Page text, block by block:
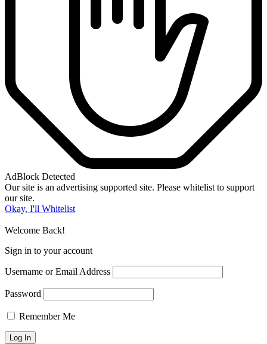
AdBlock Detected
Our site is an advertising supported site. Please whitelist to support
our site.
Okay, I'll Whitelist
Welcome Back!
Sign in to your account
Username or Email Address
Password
Remember Me